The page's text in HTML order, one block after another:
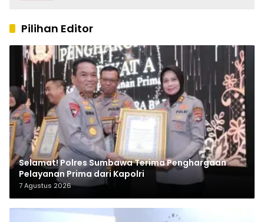
Pilihan Editor
Selamat! Polres Sumbawa Terima Penghargaan
Pelayanan Prima dari Kapolri
7 Agustus 2026